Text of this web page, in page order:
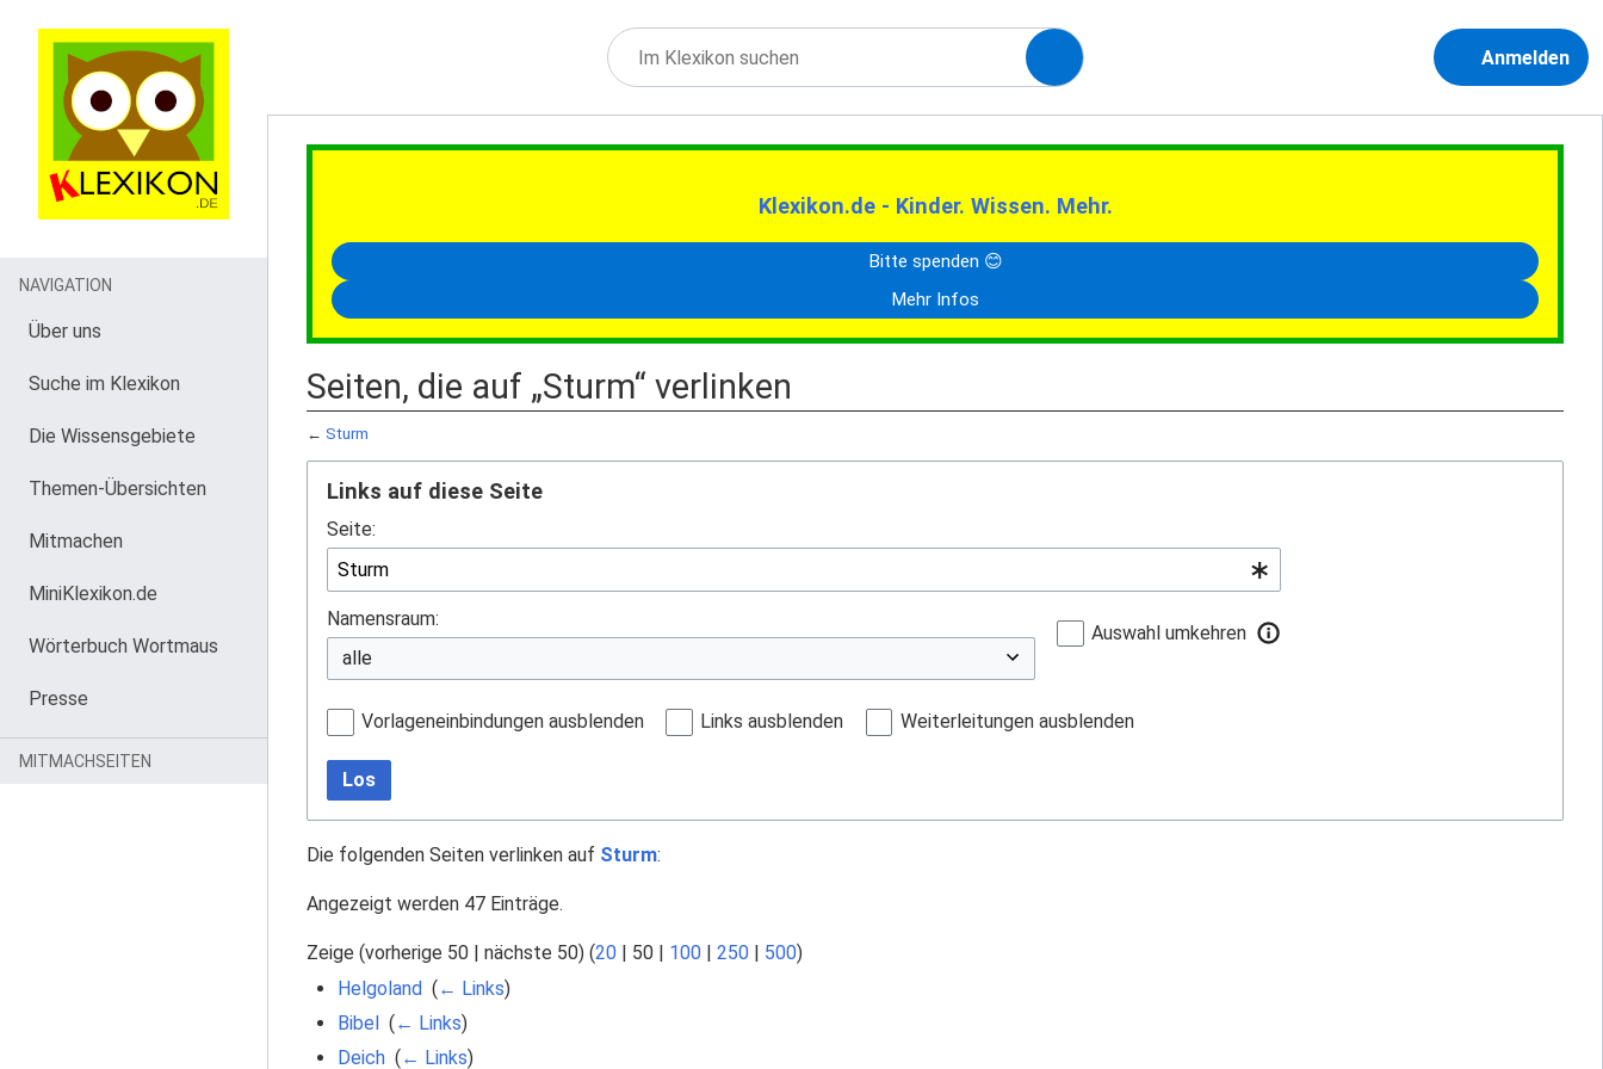
Anmelden
Klexikon.de - Kinder. Wissen. Mehr.
Bitte spenden 😊
Mehr Infos
Seiten, die auf „Sturm“ verlinken
← Sturm
Links auf diese Seite
Seite:
Namensraum:
Auswahl umkehren
Vorlageneinbindungen ausblenden Links ausblenden Weiterleitungen ausblenden
Los
Die folgenden Seiten verlinken auf Sturm:
Angezeigt werden 47 Einträge.
Zeige (vorherige 50 | nächste 50) (20 | 50 | 100 | 250 | 500)
Helgoland‎ (← Links)
Bibel‎ (← Links)
Deich‎ (← Links)
NAVIGATION
Über uns
Suche im Klexikon
Die Wissensgebiete
Themen-Übersichten
Mitmachen
MiniKlexikon.de
Wörterbuch Wortmaus
Presse
MITMACHSEITEN